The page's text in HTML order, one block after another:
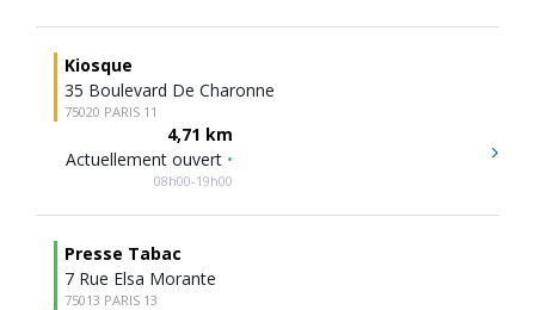
Kiosque
35 Boulevard De Charonne
75020 PARIS 11
4,71 km
Actuellement ouvert •
08h00-19h00
Presse Tabac
7 Rue Elsa Morante
75013 PARIS 13